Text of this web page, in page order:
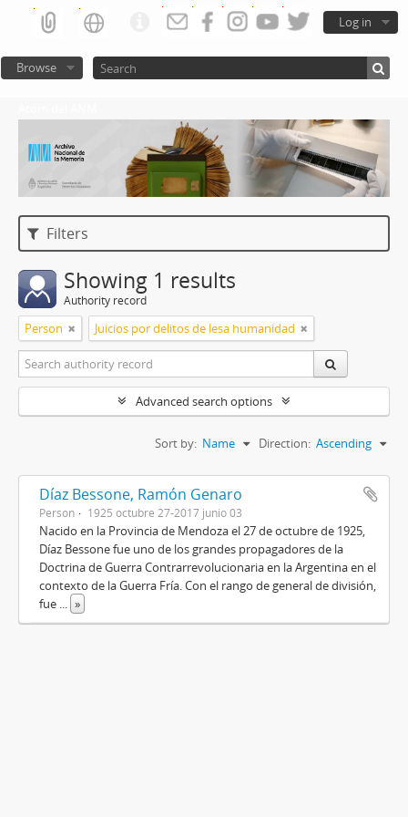
Log in
Browse
Filters
Showing 1 results
Authority record
Person Juicios por delitos de lesa humanidad
Advanced search options
Sort by: Name Direction: Ascending
Díaz Bessone, Ramón Genaro
Person 1925 octubre 27-2017 junio 03
Nacido en la Provincia de Mendoza el 27 de octubre de 1925,
Díaz Bessone fue uno de los grandes propagadores de la
Doctrina de Guerra Contrarrevolucionaria en la Argentina en el
contexto de la Guerra Fría. Con el rango de general de división,
fue ... »